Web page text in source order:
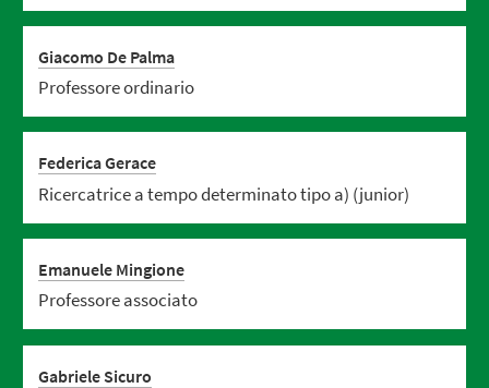
Giacomo De Palma
Professore ordinario
Federica Gerace
Ricercatrice a tempo determinato tipo a) (junior)
Emanuele Mingione
Professore associato
Gabriele Sicuro